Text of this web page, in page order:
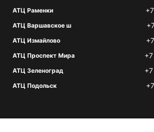
АТЦ Раменки
АТЦ Варшавское ш
АТЦ Измайлово
АТЦ Проспект Мира
АТЦ Зеленоград
АТЦ Подольск